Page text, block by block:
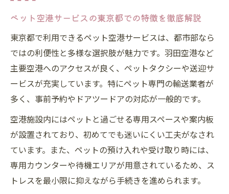
愛犬と空港を安心に移動する方法
ペット空港サービスで愛犬と安全に移動す
る準備
愛犬とペット空港を利用する際の不安解消
法
ペット空港で愛犬を安心して預けるための
手順
愛犬との空港移動を快適にするポイント
ペット空港利用時に愛犬の安全を守る工夫
ペットタクシーを使った快適な移動術
ペット空港サービスの東京都での特徴を徹底解説
東京都で利用できるペット空港サービスは、都市部なら
ではの利便性と多様な選択肢が魅力です。羽田空港など
主要空港へのアクセスが良く、ペットタクシーや送迎サ
ービスが充実しています。特にペット専門の輸送業者が
多く、事前予約やドアツードアの対応が一般的です。
空港施設内にはペットと過ごせる専用スペースや案内板
が設置されており、初めてでも迷いにくい工夫がなされ
ています。また、ペットの預け入れや受け取り時には、
専用カウンターや待機エリアが用意されているため、ス
トレスを最小限に抑えながら手続きを進められます。